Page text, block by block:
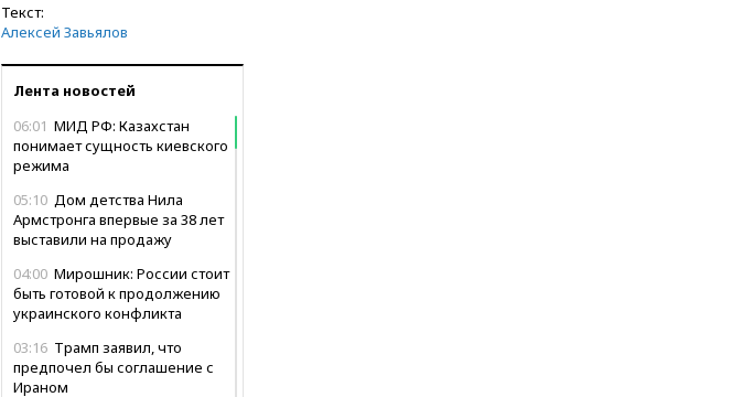
Текст:
Алексей Завьялов
Лента новостей
06:01 МИД РФ: Казахстан
понимает сущность киевского
режима
05:10 Дом детства Нила
Армстронга впервые за 38 лет
выставили на продажу
04:00 Мирошник: России стоит
быть готовой к продолжению
украинского конфликта
03:16 Трамп заявил, что
предпочел бы соглашение с
Ираном